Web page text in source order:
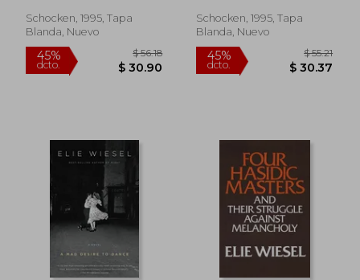
Schocken, 1995, Tapa
Blanda, Nuevo
Schocken, 1995, Tapa
Blanda, Nuevo